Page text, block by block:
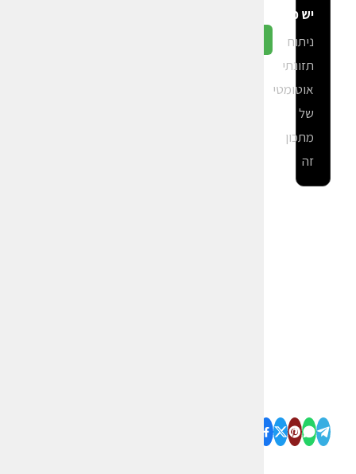
יש פה?
ניתוח
תזונתי
אוטומטי
של
מתכון
זה